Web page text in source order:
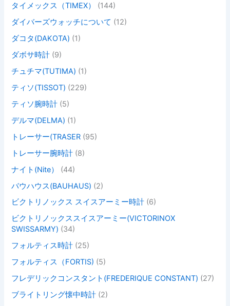
タイメックス（TIMEX）
(144)
ダイバーズウォッチについて (12)
ダコタ(DAKOTA) (1)
ダボサ時計 (9)
チュチマ(TUTIMA) (1)
ティソ(TISSOT) (229)
ティソ腕時計 (5)
デルマ(DELMA) (1)
トレーサー(TRASER (95)
トレーサー腕時計 (8)
ナイト(Nite）
(44)
バウハウス(BAUHAUS) (2)
ビクトリノックス スイスアーミー時計 (6)
ビクトリノックススイスアーミー(VICTORINOX
SWISSARMY) (34)
フォルティス時計 (25)
フォルティス（FORTIS) (5)
フレデリックコンスタント(FREDERIQUE CONSTANT) (27)
ブライトリング懐中時計 (2)